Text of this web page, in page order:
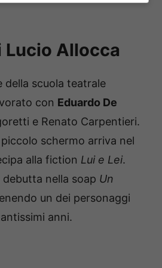
Lucio Allocca
della scuola teatrale
con Eduardo De
e Renato Carpentieri.
schermo arriva nel
alla fiction Lui e Lei.
nella soap Un
un dei personaggi
anni.